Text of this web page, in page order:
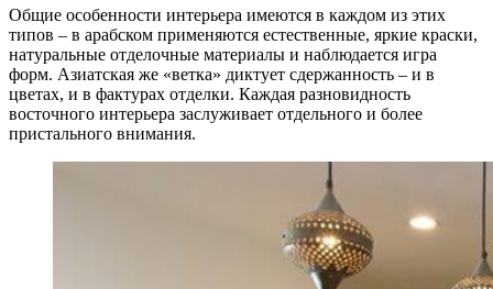
Общие особенности интерьера имеются в каждом из этих
типов – в арабском применяются естественные, яркие краски,
натуральные отделочные материалы и наблюдается игра
форм. Азиатская же «ветка» диктует сдержанность – и в
цветах, и в фактурах отделки. Каждая разновидность
восточного интерьера заслуживает отдельного и более
пристального внимания.